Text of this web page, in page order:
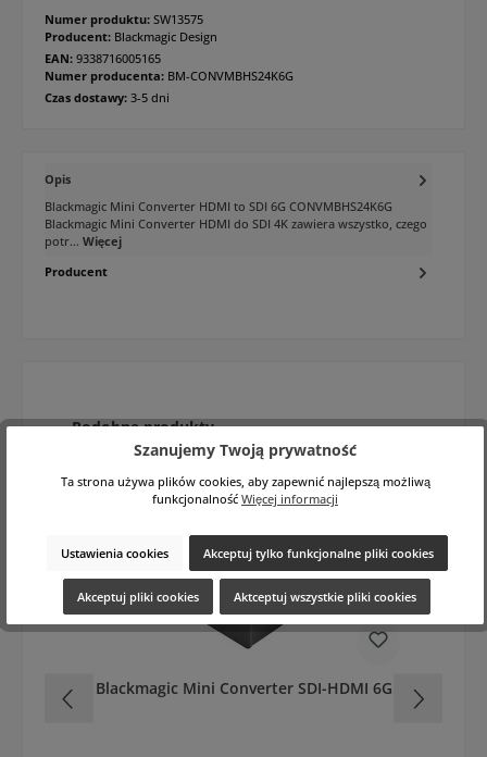
Numer produktu: SW13575
Producent: Blackmagic Design
EAN: 9338716005165
Numer producenta: BM-CONVMBHS24K6G
Czas dostawy: 3-5 dni
Opis
Blackmagic Mini Converter HDMI to SDI 6G CONVMBHS24K6G
Blackmagic Mini Converter HDMI do SDI 4K zawiera wszystko, czego
potr… Więcej
Producent
Pomiń galerię produktów
Podobne produkty
Blackmagic Mini Converter SDI-HDMI 6G
Szanujemy Twoją prywatność
Ta strona używa plików cookies, aby zapewnić najlepszą możliwą
funkcjonalność Więcej informacji
Ustawienia cookies Akceptuj tylko funkcjonalne pliki cookies
Akceptuj pliki cookies Aktceptuj wszystkie pliki cookies